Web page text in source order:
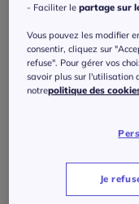
Taille :
Veuillez
34/36 -épuisé
- Faciliter lepartage sur
Vous pouvez les modifier
consentir, cliquez sur
refuse". Pour gérer vos
savoir plus sur l'utilisation
notrepolitique des
Je